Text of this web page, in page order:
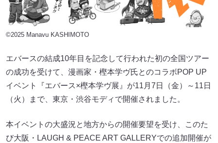
©2025 Manavu KASHIMOTO
エバースの結成10年目を記念して行われた初の全国ツアー
の成功を受けて、漫画家・樫本学ヴ氏とのコラボPOP UP
イベント『エバース×樫本学ヴ展』が11月7日（金）～11日
（火）まで、東京・渋谷モディで開催されました。
本イベントの大盛況と地方からの開催要望を受け、このた
び大阪・LAUGH & PEACE ART GALLERYでの追加開催が